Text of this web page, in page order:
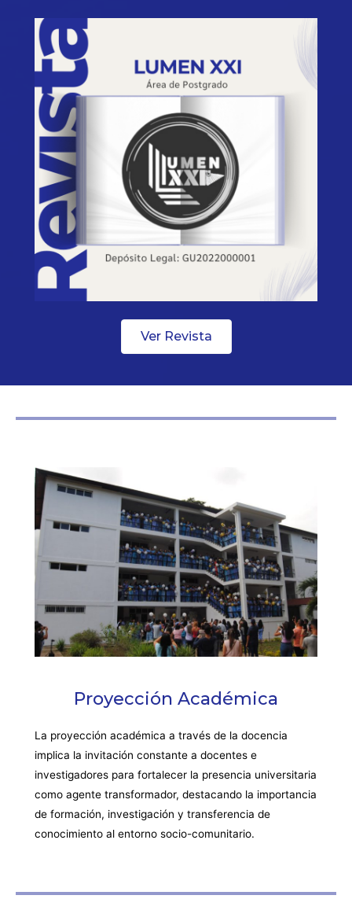
Ver Revista
Proyección Académica
La proyección académica a través de la docencia
implica la invitación constante a docentes e
investigadores para fortalecer la presencia universitaria
como agente transformador, destacando la importancia
de formación, investigación y transferencia de
conocimiento al entorno socio-comunitario.